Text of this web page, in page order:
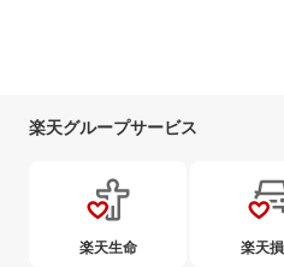
楽天グループサービス
楽天生命 楽天